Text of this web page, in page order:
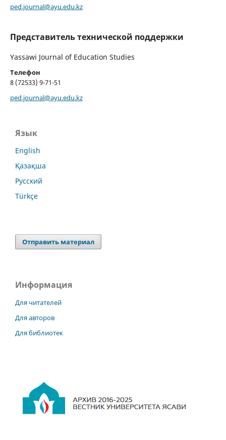
ped.journal@ayu.edu.kz
Представитель технической поддержки
Yassawi Journal of Education Studies
Телефон
8 (72533) 9-71-51
ped.journal@ayu.edu.kz
Язык
English
Қазақша
Русский
Türkçe
Отправить материал
Информация
Для читателей
Для авторов
Для библиотек